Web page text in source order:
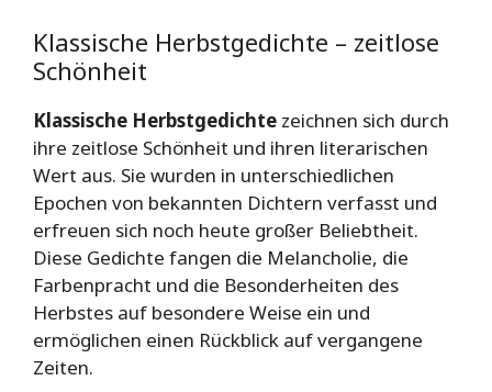
Klassische Herbstgedichte – zeitlose
Schönheit
Klassische Herbstgedichte zeichnen sich durch
ihre zeitlose Schönheit und ihren literarischen
Wert aus. Sie wurden in unterschiedlichen
Epochen von bekannten Dichtern verfasst und
erfreuen sich noch heute großer Beliebtheit.
Diese Gedichte fangen die Melancholie, die
Farbenpracht und die Besonderheiten des
Herbstes auf besondere Weise ein und
ermöglichen einen Rückblick auf vergangene
Zeiten.